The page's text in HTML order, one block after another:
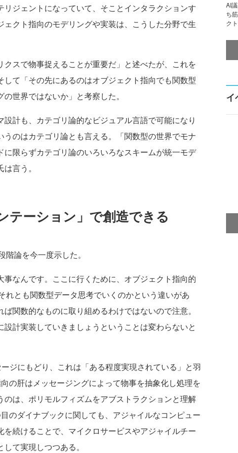
ジェントになっていて、そことインタラクションす
クト指向のモデリングや実装は、こうした分野で生
スで物事捉えることが重要だ」と述べたが、これを
て「その先にあるのはオブジェクト指向でも関数型
世界ではないか」と考察した。
計も、カテゴリ論的なビジュアル言語で可能になり
のはカテゴリ論とも言える。「関数型の世界でモナ
に限らずカテゴリ論のいろいろなスキームが統一モデ
言う。
テーション」で創造できる
論を今一度示した。
なんです。ここに行くために、オブジェクト指向的
れとも関数型データ思考でいくのかという違いがあ
関数的なものに取り組めるわけではないので注意。
計実装していきましょうということは変わらないと
ジにもどり、これは「ある程度実現されている」と羽
の肝はメッセージングによって物事を抽象化し処理を
は、ポリモルフィズムをアブストラクションと理解
のダイナブックに関しても、アジャイルなコンピュー
続けることで、マイクロサービスやアジャイルチー
て実現しつつある。
AI
ち
ク
イ